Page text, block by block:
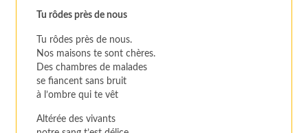
Tu rôdes près de nous
Tu rôdes près de nous.
Nos maisons te sont chères.
Des chambres de malades
se fiancent sans bruit
à l’ombre qui te vêt
Altérée des vivants